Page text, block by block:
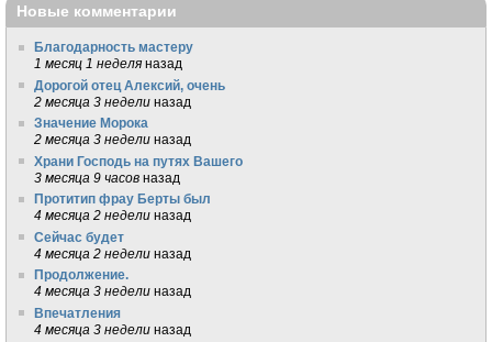
Новые комментарии
Благодарность мастеру
1 месяц 1 неделя назад
Дорогой отец Алексий, очень
2 месяца 3 недели назад
Значение Морока
2 месяца 3 недели назад
Храни Господь на путях Вашего
3 месяца 9 часов назад
Протитип фрау Берты был
4 месяца 2 недели назад
Сейчас будет
4 месяца 2 недели назад
Продолжение.
4 месяца 3 недели назад
Впечатления
4 месяца 3 недели назад